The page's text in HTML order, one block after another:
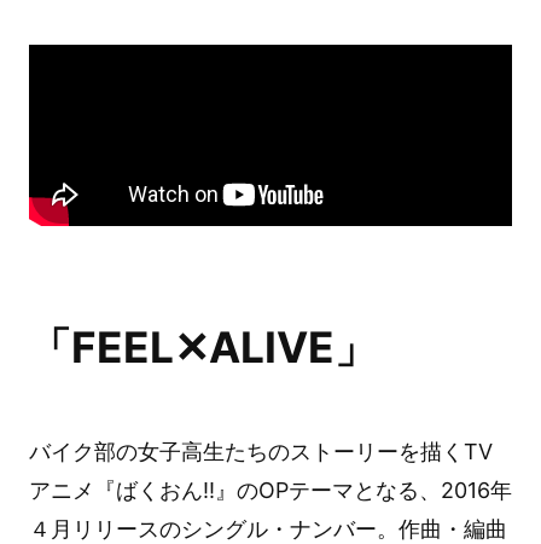
「FEEL✕ALIVE」
バイク部の女子高生たちのストーリーを描くTV
アニメ『ばくおん!!』のOPテーマとなる、2016年
４月リリースのシングル・ナンバー。作曲・編曲